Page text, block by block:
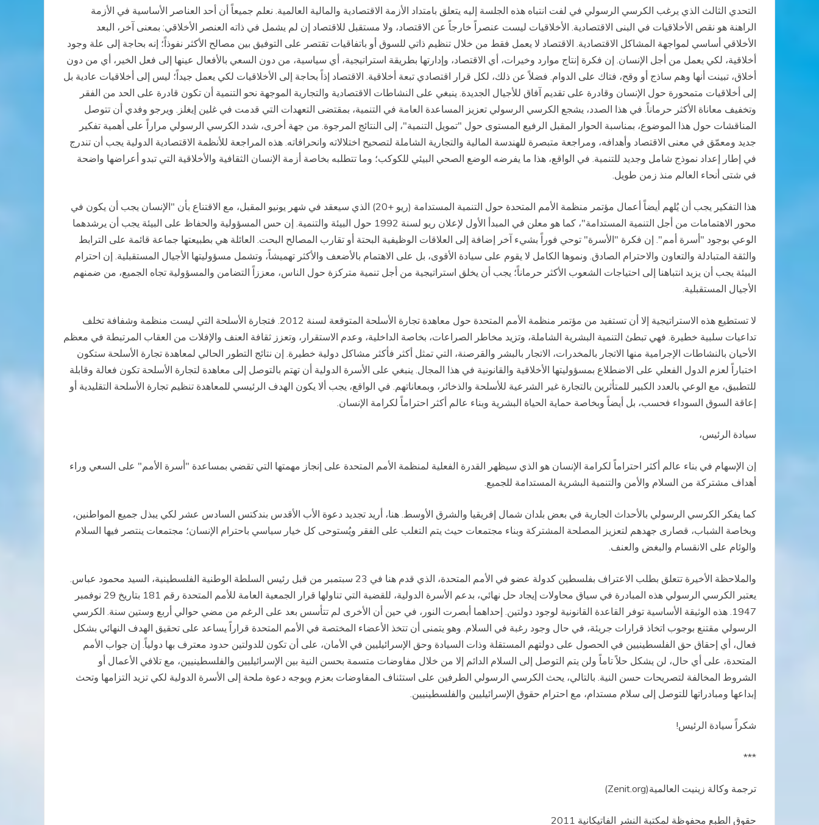
التحدي الثالث الذي يرغب الكرسي الرسولي في لفت انتباه هذه الجلسة إليه يتعلق بامتداد الأزمة الاقتصادية والمالية العالمية. نعلم جميعاً أن أحد العناصر الأساسية في الأزمة
الراهنة هو نقص الأخلاقيات في البنى الاقتصادية. الأخلاقيات ليست عنصراً خارجاً عن الاقتصاد، ولا مستقبل للاقتصاد إن لم يشمل في ذاته العنصر الأخلاقي: بمعنى آخر، البعد
الأخلاقي أساسي لمواجهة المشاكل الاقتصادية. الاقتصاد لا يعمل فقط من خلال تنظيم ذاتي للسوق أو باتفاقيات تقتصر على التوفيق بين مصالح الأكثر نفوذاً؛ إنه بحاجة إلى علة وجود
أخلاقية، لكي يعمل من أجل الإنسان. إن فكرة إنتاج موارد وخيرات، أي الاقتصاد، وإدارتها بطريقة استراتيجية، أي سياسية، من دون السعي بالأفعال عينها إلى فعل الخير، أي من دون
أخلاق، تبينت أنها وهم ساذج أو وقح، فتاك على الدوام. فضلاً عن ذلك، لكل قرار اقتصادي تبعة أخلاقية. الاقتصاد إذاً بحاجة إلى الأخلاقيات لكي يعمل جيداً؛ ليس إلى أخلاقيات عادية بل
إلى أخلاقيات متمحورة حول الإنسان وقادرة على تقديم آفاق للأجيال الجديدة. ينبغي على النشاطات الاقتصادية والتجارية الموجهة نحو التنمية أن تكون قادرة على الحد من الفقر
وتخفيف معاناة الأكثر حرماناً. في هذا الصدد، يشجع الكرسي الرسولي تعزيز المساعدة العامة في التنمية، بمقتضى التعهدات التي قدمت في غلين إيغلز. ويرجو وفدي أن تتوصل
المناقشات حول هذا الموضوع، بمناسبة الحوار المقبل الرفيع المستوى حول "تمويل التنمية"، إلى النتائج المرجوة. من جهة أخرى، شدد الكرسي الرسولي مراراً على أهمية تفكير
جديد ومعمّق في معنى الاقتصاد وأهدافه، ومراجعة متبصرة للهندسة المالية والتجارية الشاملة لتصحيح اختلالاته وانحرافاته. هذه المراجعة للأنظمة الاقتصادية الدولية يجب أن تندرج
في إطار إعداد نموذج شامل وجديد للتنمية. في الواقع، هذا ما يفرضه الوضع الصحي البيئي للكوكب؛ وما تتطلبه بخاصة أزمة الإنسان الثقافية والأخلاقية التي تبدو أعراضها واضحة
في شتى أنحاء العالم منذ زمن طويل.
هذا التفكير يجب أن يُلهم أيضاً أعمال مؤتمر منظمة الأمم المتحدة حول التنمية المستدامة (ريو +20) الذي سيعقد في شهر يونيو المقبل، مع الاقتناع بأن "الإنسان يجب أن يكون في
محور الاهتمامات من أجل التنمية المستدامة"، كما هو معلن في المبدأ الأول لإعلان ريو لسنة 1992 حول البيئة والتنمية. إن حس المسؤولية والحفاظ على البيئة يجب أن يرشدهما
الوعي بوجود "أسرة أمم". إن فكرة "الأسرة" توحي فوراً بشيء آخر إضافة إلى العلاقات الوظيفية البحتة أو تقارب المصالح البحت. العائلة هي بطبيعتها جماعة قائمة على الترابط
والثقة المتبادلة والتعاون والاحترام الصادق. ونموها الكامل لا يقوم على سيادة الأقوى، بل على الاهتمام بالأضعف والأكثر تهميشاً، وتشمل مسؤوليتها الأجيال المستقبلية. إن احترام
البيئة يجب أن يزيد انتباهنا إلى احتياجات الشعوب الأكثر حرماناً؛ يجب أن يخلق استراتيجية من أجل تنمية متركزة حول الناس، معززاً التضامن والمسؤولية تجاه الجميع، من ضمنهم
الأجيال المستقبلية.
لا تستطيع هذه الاستراتيجية إلا أن تستفيد من مؤتمر منظمة الأمم المتحدة حول معاهدة تجارة الأسلحة المتوقعة لسنة 2012. فتجارة الأسلحة التي ليست منظمة وشفافة تخلف
تداعيات سلبية خطيرة. فهي تبطئ التنمية البشرية الشاملة، وتزيد مخاطر الصراعات، بخاصة الداخلية، وعدم الاستقرار، وتعزز ثقافة العنف والإفلات من العقاب المرتبطة في معظم
الأحيان بالنشاطات الإجرامية منها الاتجار بالمخدرات، الاتجار بالبشر والقرصنة، التي تمثل أكثر فأكثر مشاكل دولية خطيرة. إن نتائج التطور الحالي لمعاهدة تجارة الأسلحة ستكون
اختباراً لعزم الدول الفعلي على الاضطلاع بمسؤوليتها الأخلاقية والقانونية في هذا المجال. ينبغي على الأسرة الدولية أن تهتم بالتوصل إلى معاهدة لتجارة الأسلحة تكون فعالة وقابلة
للتطبيق، مع الوعي بالعدد الكبير للمتأثرين بالتجارة غير الشرعية للأسلحة والذخائر، وبمعاناتهم. في الواقع، يجب ألا يكون الهدف الرئيسي للمعاهدة تنظيم تجارة الأسلحة التقليدية أو
إعاقة السوق السوداء فحسب، بل أيضاً وبخاصة حماية الحياة البشرية وبناء عالم أكثر احتراماً لكرامة الإنسان.
سيادة الرئيس،
إن الإسهام في بناء عالم أكثر احتراماً لكرامة الإنسان هو الذي سيظهر القدرة الفعلية لمنظمة الأمم المتحدة على إنجاز مهمتها التي تقضي بمساعدة "أسرة الأمم" على السعي وراء
أهداف مشتركة من السلام والأمن والتنمية البشرية المستدامة للجميع.
كما يفكر الكرسي الرسولي بالأحداث الجارية في بعض بلدان شمال إفريقيا والشرق الأوسط. هنا، أريد تجديد دعوة الأب الأقدس بندكتس السادس عشر لكي يبذل جميع المواطنين،
وبخاصة الشباب، قصارى جهدهم لتعزيز المصلحة المشتركة وبناء مجتمعات حيث يتم التغلب على الفقر ويُستوحى كل خيار سياسي باحترام الإنسان؛ مجتمعات ينتصر فيها السلام
والوئام على الانقسام والبغض والعنف.
والملاحظة الأخيرة تتعلق بطلب الاعتراف بفلسطين كدولة عضو في الأمم المتحدة، الذي قدم هنا في 23 سبتمبر من قبل رئيس السلطة الوطنية الفلسطينية، السيد محمود عباس.
يعتبر الكرسي الرسولي هذه المبادرة في سياق محاولات إيجاد حل نهائي، بدعم الأسرة الدولية، للقضية التي تناولها قرار الجمعية العامة للأمم المتحدة رقم 181 بتاريخ 29 نوفمبر
1947. هذه الوثيقة الأساسية توفر القاعدة القانونية لوجود دولتين. إحداهما أبصرت النور، في حين أن الأخرى لم تتأسس بعد على الرغم من مضي حوالي أربع وستين سنة. الكرسي
الرسولي مقتنع بوجوب اتخاذ قرارات جريئة، في حال وجود رغبة في السلام. وهو يتمنى أن تتخذ الأعضاء المختصة في الأمم المتحدة قراراً يساعد على تحقيق الهدف النهائي بشكل
فعال، أي إحقاق حق الفلسطينيين في الحصول على دولتهم المستقلة وذات السيادة وحق الإسرائيليين في الأمان، على أن تكون للدولتين حدود معترف بها دولياً. إن جواب الأمم
المتحدة، على أي حال، لن يشكل حلاً تاماً ولن يتم التوصل إلى السلام الدائم إلا من خلال مفاوضات متسمة بحسن النية بين الإسرائيليين والفلسطينيين، مع تلافي الأعمال أو
الشروط المخالفة لتصريحات حسن النية. بالتالي، يحث الكرسي الرسولي الطرفين على استئناف المفاوضات بعزم ويوجه دعوة ملحة إلى الأسرة الدولية لكي تزيد التزامها وتحث
إبداعها ومبادراتها للتوصل إلى سلام مستدام، مع احترام حقوق الإسرائيليين والفلسطينيين.
شكراً سيادة الرئيس!
***
ترجمة وكالة زينيت العالمية(Zenit.org)
حقوق الطبع محفوظة لمكتبة النشر الفاتيكانية 2011